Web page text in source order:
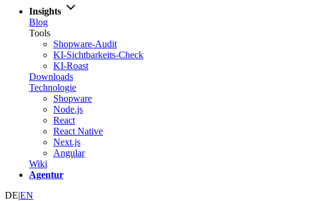
Insights
Blog
Tools
Shopware-Audit
KI-Sichtbarkeits-Check
KI-Roast
Downloads
Technologie
Shopware
Node.js
React
React Native
Next.js
Angular
Wiki
Agentur
DE|EN